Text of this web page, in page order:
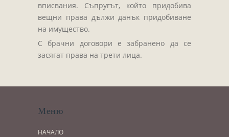
вписвания. Съпругът, който придобива
вещни права дължи данък придобиване
на имущество.
С брачни договори е забранено да се
засягат права на трети лица.
Меню
НАЧАЛО